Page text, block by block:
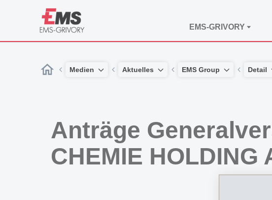
EMS-GRIVORY
Medien Aktuelles EMS Group Detail
Anträge
CHEMIE HOLDING